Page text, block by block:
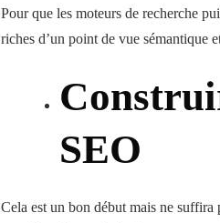
Pour que les moteurs de recherche
riches d’un point de vue sémantique
SEO
Cela est un bon début mais ne suffira